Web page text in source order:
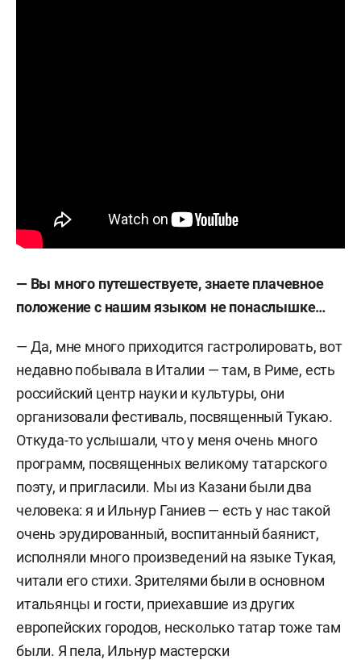
— Вы много путешествуете, знаете плачевное
положение с нашим языком не понаслышке…
— Да, мне много приходится гастролировать, вот
недавно побывала в Италии — там, в Риме, есть
российский центр науки и культуры, они
организовали фестиваль, посвященный Тукаю.
Откуда-то услышали, что у меня очень много
программ, посвященных великому татарского
поэту, и пригласили. Мы из Казани были два
человека: я и Ильнур Ганиев — есть у нас такой
очень эрудированный, воспитанный баянист,
исполняли много произведений на языке Тукая,
читали его стихи. Зрителями были в основном
итальянцы и гости, приехавшие из других
европейских городов, несколько татар тоже там
были. Я пела, Ильнур мастерски